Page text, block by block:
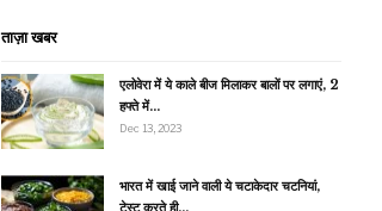
ताज़ा खबर
एलोवेरा में ये काले बीज मिलाकर बालों पर लगाएं, 2
हफ्ते में…
Dec 13, 2023
भारत में खाई जाने वाली ये चटाकेदार चटनियां,